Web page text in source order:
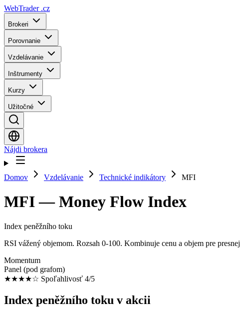
WebTrader .cz
Brokeri
Porovnanie
Vzdelávanie
Inštrumenty
Kurzy
Užitočné
Nájdi brokera
Domov Vzdelávanie Technické indikátory MFI
MFI — Money Flow Index
Index peněžního toku
RSI vážený objemom. Rozsah 0-100. Kombinuje cenu a objem pre
Momentum
Panel (pod grafom)
★★★★☆ Spoľahlivosť 4/5
Index peněžního toku v akcii